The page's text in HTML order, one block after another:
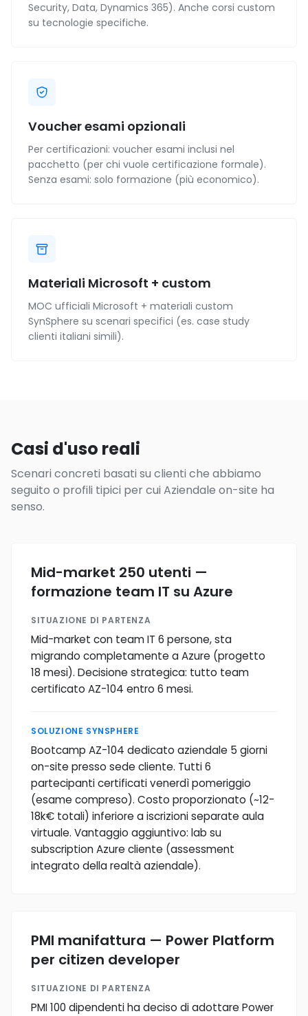
Security, Data, Dynamics 365). Anche corsi custom
su tecnologie specifiche.
Voucher esami opzionali
Per certificazioni: voucher esami inclusi nel
pacchetto (per chi vuole certificazione formale).
Senza esami: solo formazione (più economico).
Materiali Microsoft + custom
MOC ufficiali Microsoft + materiali custom
SynSphere su scenari specifici (es. case study
clienti italiani simili).
Casi d'uso reali
Scenari concreti basati su clienti che abbiamo
seguito o profili tipici per cui Aziendale on-site ha
senso.
Mid-market 250 utenti —
formazione team IT su Azure
SITUAZIONE DI PARTENZA
Mid-market con team IT 6 persone, sta
migrando completamente a Azure (progetto
18 mesi). Decisione strategica: tutto team
certificato AZ-104 entro 6 mesi.
SOLUZIONE SYNSPHERE
Bootcamp AZ-104 dedicato aziendale 5 giorni
on-site presso sede cliente. Tutti 6
partecipanti certificati venerdì pomeriggio
(esame compreso). Costo proporzionato (~12-
18k€ totali) inferiore a iscrizioni separate aula
virtuale. Vantaggio aggiuntivo: lab su
subscription Azure cliente (assessment
integrato della realtà aziendale).
PMI manifattura — Power Platform
per citizen developer
SITUAZIONE DI PARTENZA
PMI 100 dipendenti ha deciso di adottare Power